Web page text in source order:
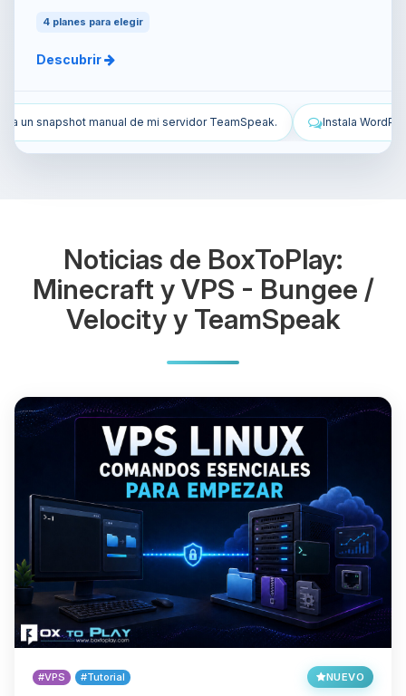
4 planes para elegir
Descubrir
Instala WordPress en mi VPS y configúralo. Protege mi
Noticias de BoxToPlay:
Minecraft y VPS - Bungee /
Velocity y TeamSpeak
#VPS #Tutorial NUEVO